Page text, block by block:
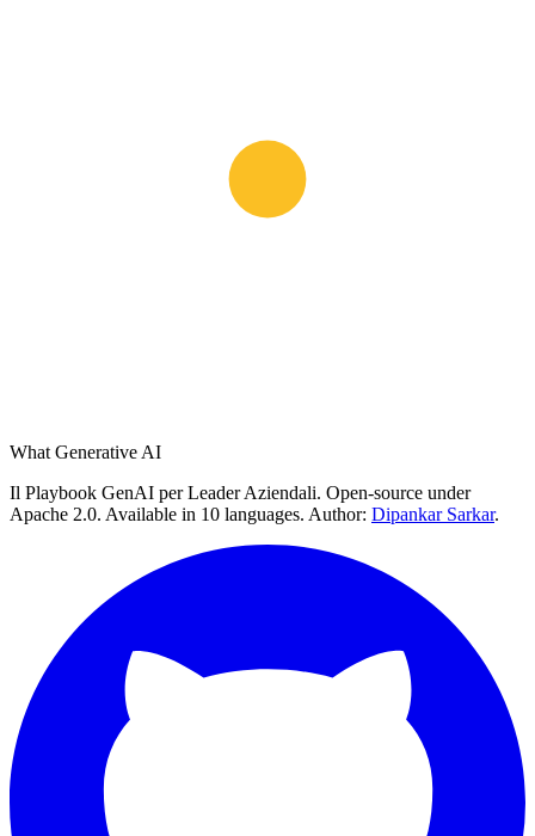
What Generative AI
Il Playbook GenAI per Leader Aziendali. Open-source under
Apache 2.0. Available in 10 languages. Author: Dipankar Sarkar.